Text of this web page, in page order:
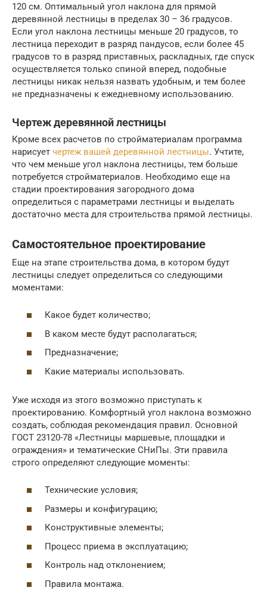
120 см. Оптимальный угол наклона для прямой
деревянной лестницы в пределах 30 – 36 градусов.
Если угол наклона лестницы меньше 20 градусов, то
лестница переходит в разряд пандусов, если более 45
градусов то в разряд приставных, раскладных, где спуск
осуществляется только спиной вперед, подобные
лестницы никак нельзя назвать удобным, и тем более
не предназначены к ежедневному использованию.
Чертеж деревянной лестницы
Кроме всех расчетов по стройматериалам программа
нарисует чертеж вашей деревянной лестницы. Учтите,
что чем меньше угол наклона лестницы, тем больше
потребуется стройматериалов. Необходимо еще на
стадии проектирования загородного дома
определиться с параметрами лестницы и выделать
достаточно места для строительства прямой лестницы.
Самостоятельное проектирование
Еще на этапе строительства дома, в котором будут
лестницы следует определиться со следующими
моментами:
Какое будет количество;
В каком месте будут располагаться;
Предназначение;
Какие материалы использовать.
Уже исходя из этого возможно приступать к
проектированию. Комфортный угол наклона возможно
создать, соблюдая рекомендация правил. Основной
ГОСТ 23120-78 «Лестницы маршевые, площадки и
ограждения» и тематические СНиПы. Эти правила
строго определяют следующие моменты:
Технические условия;
Размеры и конфигурацию;
Конструктивные элементы;
Процесс приема в эксплуатацию;
Контроль над отклонением;
Правила монтажа.